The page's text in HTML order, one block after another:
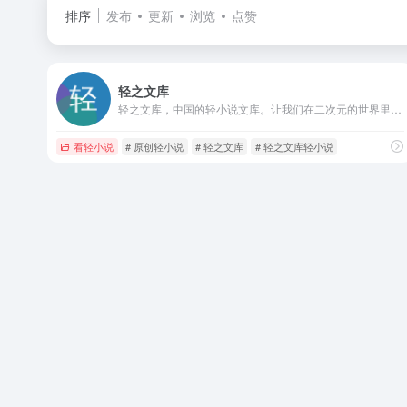
排序 发布 更新 浏览 点赞
轻之文库
看轻小说 # 原创轻小说 # 轻之文库 # 轻之文库轻小说